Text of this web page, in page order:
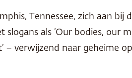
Tennessee, zich aan
als ‘Our bodies, our
– verwijzend naar geheime